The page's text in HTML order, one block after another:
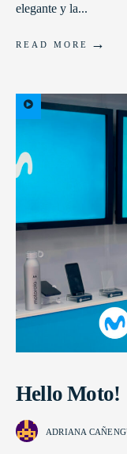
elegante y la...
READ MORE →
Hello Moto!
ADRIANA